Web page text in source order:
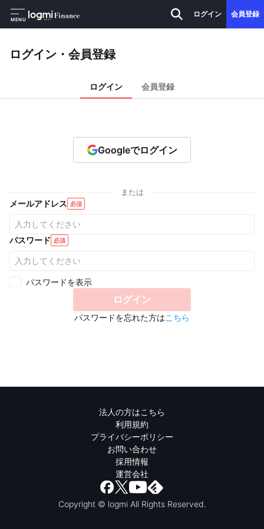
MENU
ログイン 会員登録
ログイン・会員登録
ログイン 会員登録
Googleでログイン
または
メールアドレス 必須
パスワード 必須
パスワードを表示
ログイン
パスワードを忘れた方はこちら
法人の方はこちら
利用規約
プライバシーポリシー
お問い合わせ
採用情報
運営会社
Copyright © logmi All Rights Reserved.